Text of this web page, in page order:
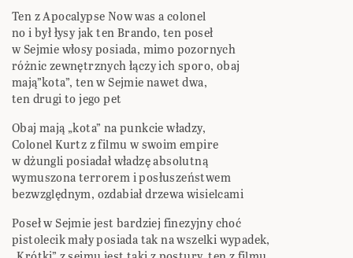
Ten z Apocalypse Now was a colonel
no i był łysy jak ten Brando, ten poseł
w Sejmie włosy posiada, mimo pozornych
różnic zewnętrznych łączy ich sporo, obaj
mają”kota”, ten w Sejmie nawet dwa,
ten drugi to jego pet
Obaj mają „kota” na punkcie władzy,
Colonel Kurtz z filmu w swoim empire
w dżungli posiadał władzę absolutną
wymuszona terrorem i posłuszeństwem
bezwzględnym, ozdabiał drzewa wisielcami
Poseł w Sejmie jest bardziej finezyjny choć
pistolecik mały posiada tak na wszelki wypadek,